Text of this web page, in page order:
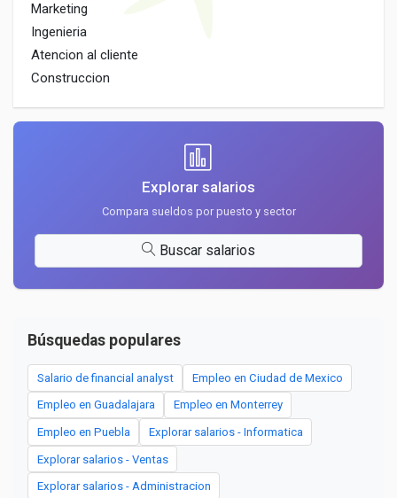
Marketing
Ingenieria
Atencion al cliente
Construccion
Explorar salarios
Compara sueldos por puesto y sector
Buscar salarios
Búsquedas populares
Salario de financial analyst Empleo en Ciudad de Mexico
Empleo en Guadalajara Empleo en Monterrey
Empleo en Puebla Explorar salarios - Informatica
Explorar salarios - Ventas
Explorar salarios - Administracion